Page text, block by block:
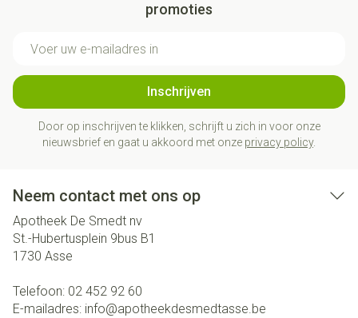
promoties
Inschrijven
Door op inschrijven te klikken, schrijft u zich in voor onze
nieuwsbrief en gaat u akkoord met onze privacy policy.
Neem contact met ons op
Apotheek De Smedt nv
St.-Hubertusplein 9bus B1
1730 Asse
Telefoon: 02 452 92 60
E-mailadres: info@apotheekdesmedtasse.be